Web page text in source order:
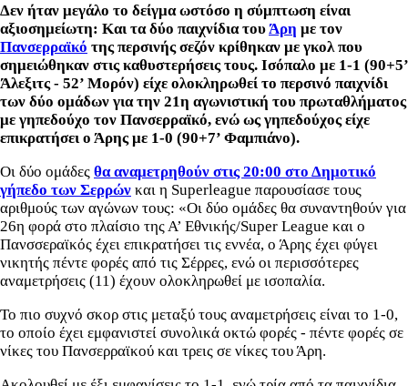
Δεν ήταν μεγάλο το δείγμα ωστόσο η σύμπτωση είναι
αξιοσημείωτη: Και τα δύο παιχνίδια τουΆρη με τον
Πανσερραϊκό της περσινής σεζόν κρίθηκαν με γκολ που
σημειώθηκαν στις καθυστερήσεις τους. Ισόπαλο με 1-1 (90+5’
Άλεξιτς - 52’ Μορόν) είχε ολοκληρωθεί το περσινό παιχνίδι
των δύο ομάδων για την 21η αγωνιστική του πρωταθλήματος
με γηπεδούχο τον Πανσερραϊκό, ενώ ως γηπεδούχος είχε
επικρατήσει ο Άρης με 1-0 (90+7’ Φαμπιάνο).
Οι δύο ομάδες θα αναμετρηθούν στις 20:00 στο Δημοτικό
γήπεδο των Σερρών και η Superleague παρουσίασε τους
αριθμούς των αγώνων τους: «Οι δύο ομάδες θα συναντηθούν για
26η φορά στο πλαίσιο της Α’ Εθνικής/Super League και ο
Πανσσεραϊκός έχει επικρατήσει τις εννέα, ο Άρης έχει φύγει
νικητής πέντε φορές από τις Σέρρες, ενώ οι περισσότερες
αναμετρήσεις (11) έχουν ολοκληρωθεί με ισοπαλία.
Το πιο συχνό σκορ στις μεταξύ τους αναμετρήσεις είναι το 1-0,
το οποίο έχει εμφανιστεί συνολικά οκτώ φορές - πέντε φορές σε
νίκες του Πανσερραϊκού και τρεις σε νίκες του Άρη.